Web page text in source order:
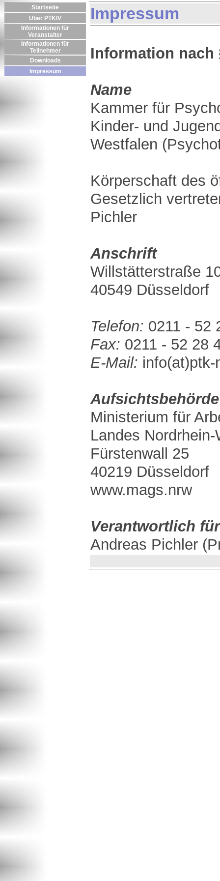
Startseite
Über PTKIV
Informationen für
Veranstalter
Informationen für
Teilnehmer
Downloads
Impressum
Impressum
Information nach
Name
Kammer für
Kinder- und
Westfalen
Körperschaft des
Gesetzlich
Pichler
Anschrift
Willstätterstraße
40549 Düsseldorf
Telefon: 0211 - 52
Fax: 0211 - 52 28
E-Mail: info(at)ptk-
Aufsichtsbehörde
Ministerium für
Landes
Fürstenwall 25
40219 Düsseldorf
www.mags.nrw
Verantwortlich
Andreas Pichler